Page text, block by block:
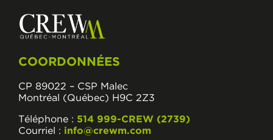
COORDONNÉES
CP 89022 – CSP Malec
Montréal (Québec) H9C 2Z3
Téléphone : 514 999-CREW (2739)
Courriel : info@crewm.com